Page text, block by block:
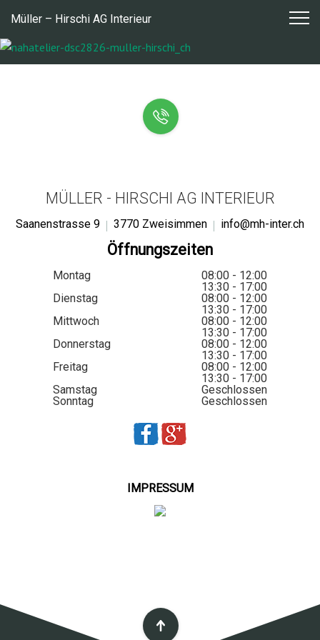
Inhalt
springen
Müller – Hirschi AG Interieur
MÜLLER - HIRSCHI AG INTERIEUR
Saanenstrasse 9 3770 Zweisimmen info@mh-inter.ch
Öffnungszeiten
Montag
08:00 - 12:00
13:30 - 17:00
Dienstag
08:00 - 12:00
13:30 - 17:00
Mittwoch
08:00 - 12:00
13:30 - 17:00
Donnerstag
08:00 - 12:00
13:30 - 17:00
Freitag
08:00 - 12:00
13:30 - 17:00
Samstag
Geschlossen
Sonntag
Geschlossen
IMPRESSUM